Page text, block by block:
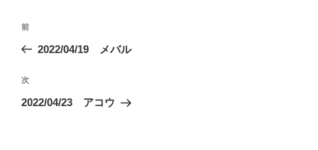
投
ビ
ゲ
前
の
稿
前
2022/04/19 メバル
次
の
次
2022/04/23 アコウ